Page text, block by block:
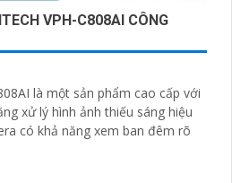
VPH-C808AI CÔNG
là một sản phẩm cao cấp với
xử lý hình ảnh thiếu sáng hiệu